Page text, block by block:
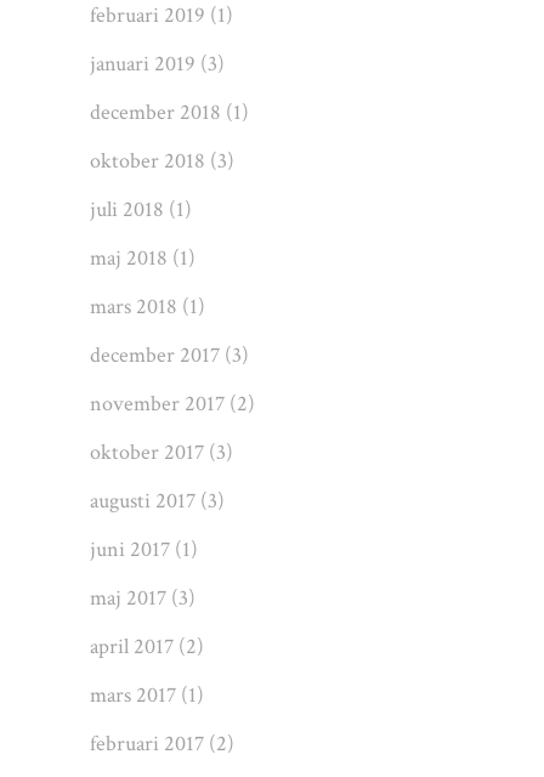
februari 2019 (1)
januari 2019 (3)
december 2018 (1)
oktober 2018 (3)
juli 2018 (1)
maj 2018 (1)
mars 2018 (1)
december 2017 (3)
november 2017 (2)
oktober 2017 (3)
augusti 2017 (3)
juni 2017 (1)
maj 2017 (3)
april 2017 (2)
mars 2017 (1)
februari 2017 (2)